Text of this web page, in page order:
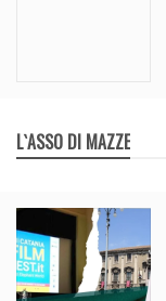
L`ASSO DI MAZZE